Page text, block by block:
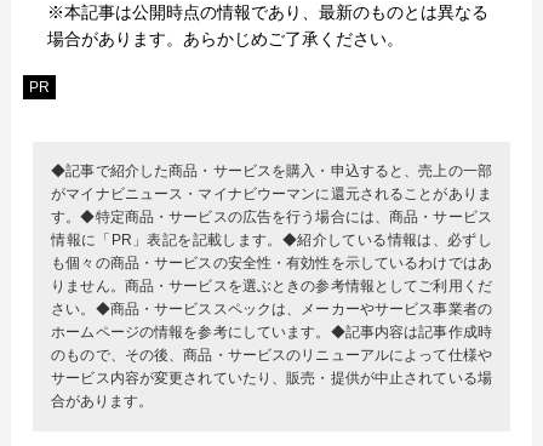
※本記事は公開時点の情報であり、最新のものとは異なる
場合があります。あらかじめご了承ください。
PR
◆記事で紹介した商品・サービスを購入・申込すると、売上の一部
がマイナビニュース・マイナビウーマンに還元されることがありま
す。◆特定商品・サービスの広告を行う場合には、商品・サービス
情報に「PR」表記を記載します。◆紹介している情報は、必ずし
も個々の商品・サービスの安全性・有効性を示しているわけではあ
りません。商品・サービスを選ぶときの参考情報としてご利用くだ
さい。◆商品・サービススペックは、メーカーやサービス事業者の
ホームページの情報を参考にしています。◆記事内容は記事作成時
のもので、その後、商品・サービスのリニューアルによって仕様や
サービス内容が変更されていたり、販売・提供が中止されている場
合があります。